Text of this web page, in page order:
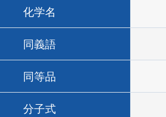
化学名
同義語
同等品
分子式